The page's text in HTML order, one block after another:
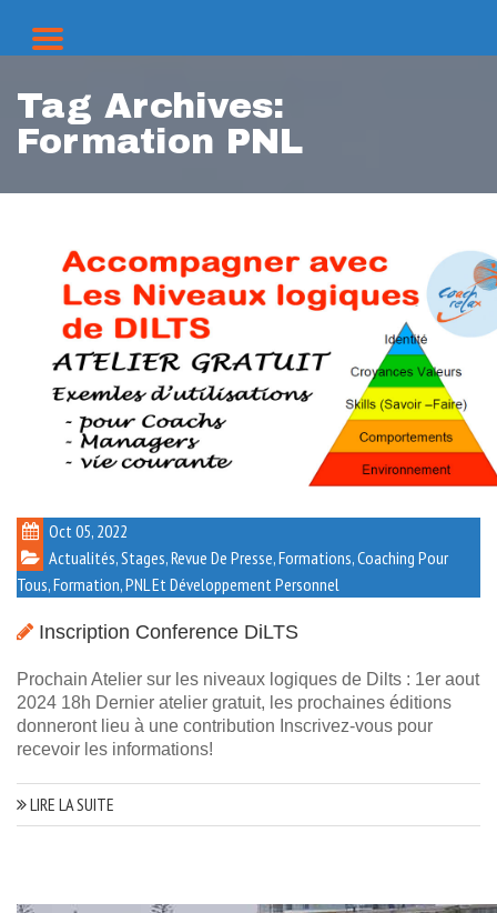
Tag Archives:
Formation PNL
Oct 05, 2022
Actualités, Stages, Revue De Presse, Formations,Coaching Pour
Tous,Formation,PNL Et Développement Personnel
Inscription Conference DiLTS
Prochain Atelier sur les niveaux logiques de Dilts : 1er aout
2024 18h Dernier atelier gratuit, les prochaines éditions
donneront lieu à une contribution Inscrivez-vous pour
recevoir les informations!
LIRE LA SUITE